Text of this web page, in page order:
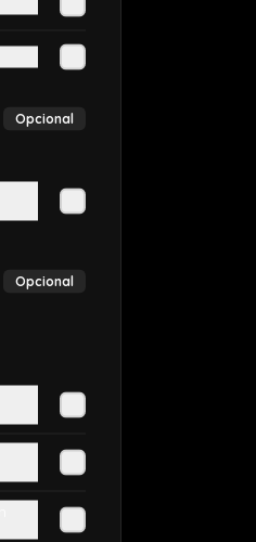
Opcional
Opcional